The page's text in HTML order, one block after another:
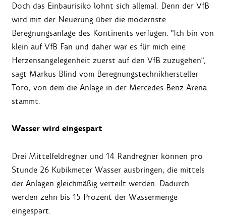
Doch das Einbaurisiko lohnt sich allemal. Denn der VfB
wird mit der Neuerung über die modernste
Beregnungsanlage des Kontinents verfügen. "Ich bin von
klein auf VfB Fan und daher war es für mich eine
Herzensangelegenheit zuerst auf den VfB zuzugehen",
sagt Markus Blind vom Beregnungstechnikhersteller
Toro, von dem die Anlage in der Mercedes-Benz Arena
stammt.
Wasser wird eingespart
Drei Mittelfeldregner und 14 Randregner können pro
Stunde 26 Kubikmeter Wasser ausbringen, die mittels
der Anlagen gleichmäßig verteilt werden. Dadurch
werden zehn bis 15 Prozent der Wassermenge
eingespart.